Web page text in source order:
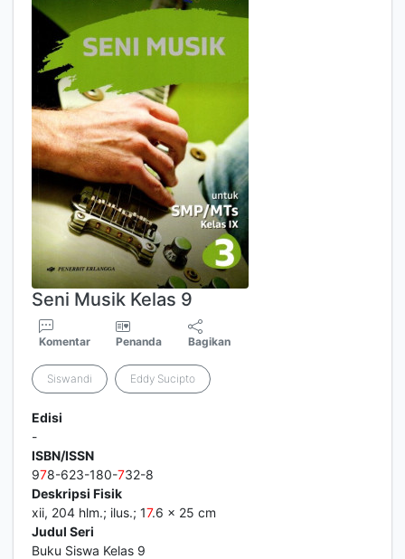
Seni Musik Kelas 9
Komentar Penanda Bagikan
Siswandi Eddy Sucipto
Edisi
-
ISBN/ISSN
978-623-180-732-8
Deskripsi Fisik
xii, 204 hlm.; ilus.; 17.6 x 25 cm
Judul Seri
Buku Siswa Kelas 9